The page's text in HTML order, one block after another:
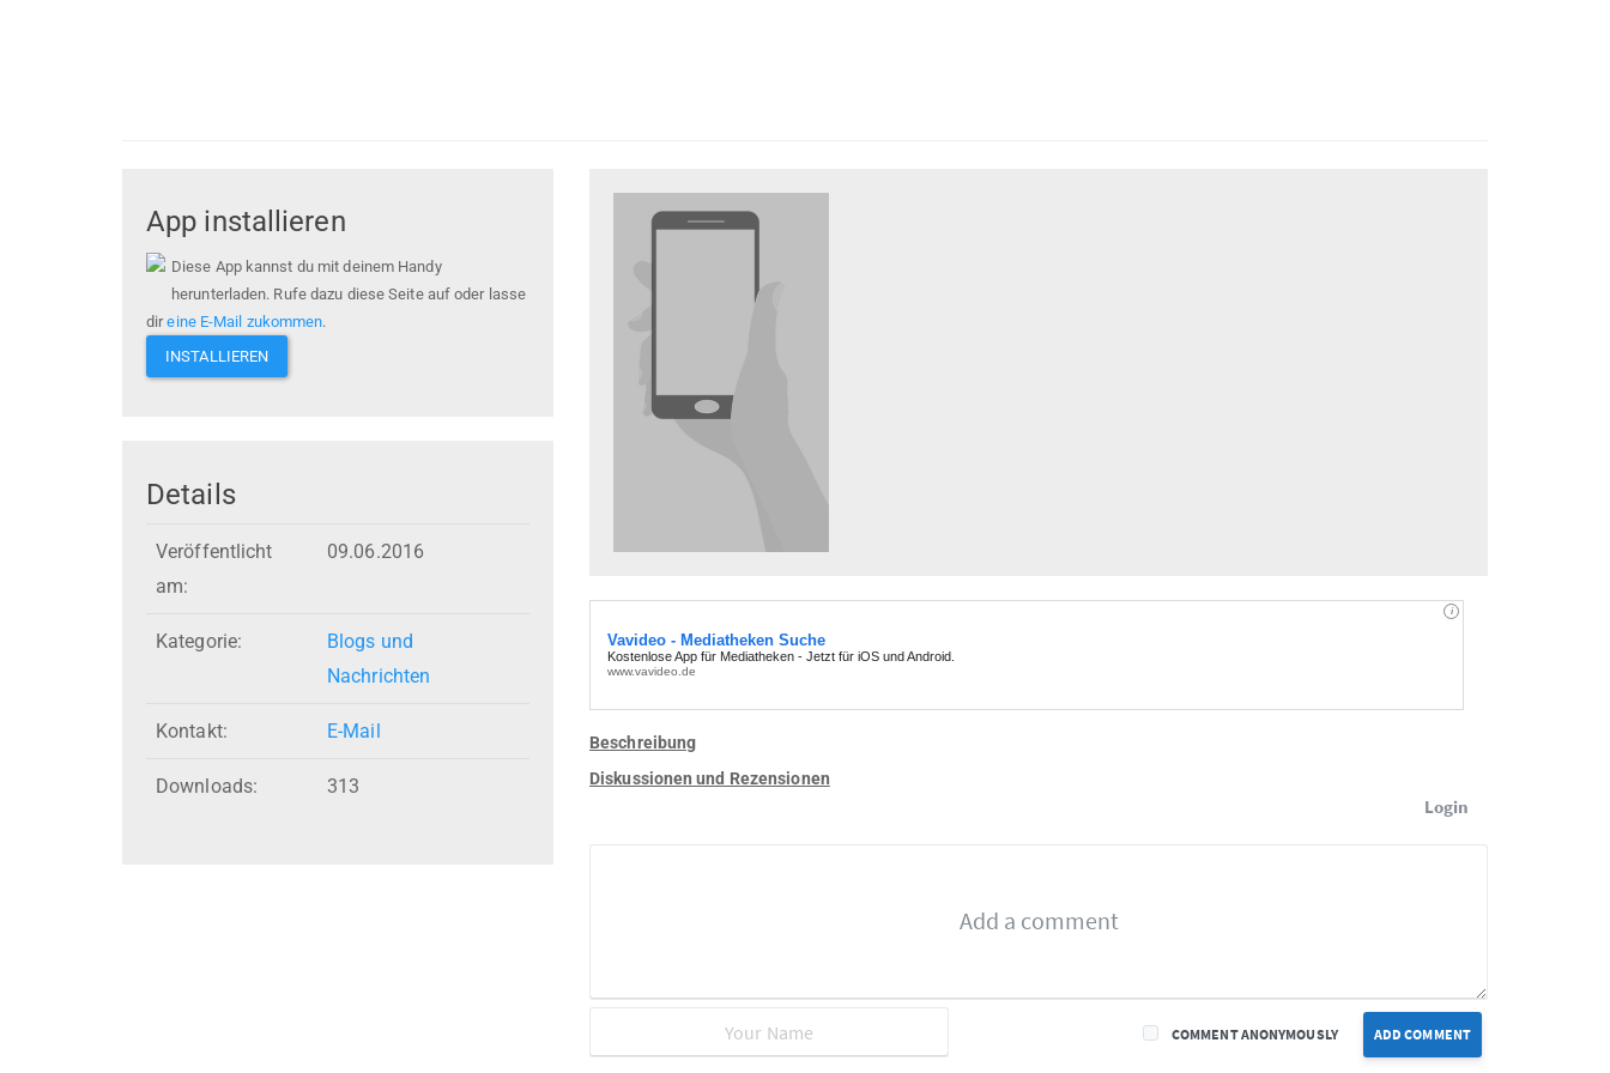
App installieren
Diese App kannst du mit deinem Handy
herunterladen. Rufe dazu diese Seite auf oder lasse
direine E-Mail zukommen.
INSTALLIEREN
Details
Veröffentlicht
am:
09.06.2016
Kategorie:
Blogs und
Nachrichten
Kontakt: E-Mail
Downloads: 313
Beschreibung
Diskussionen und Rezensionen
Login
ADD COMMENT
COMMENT ANONYMOUSLY